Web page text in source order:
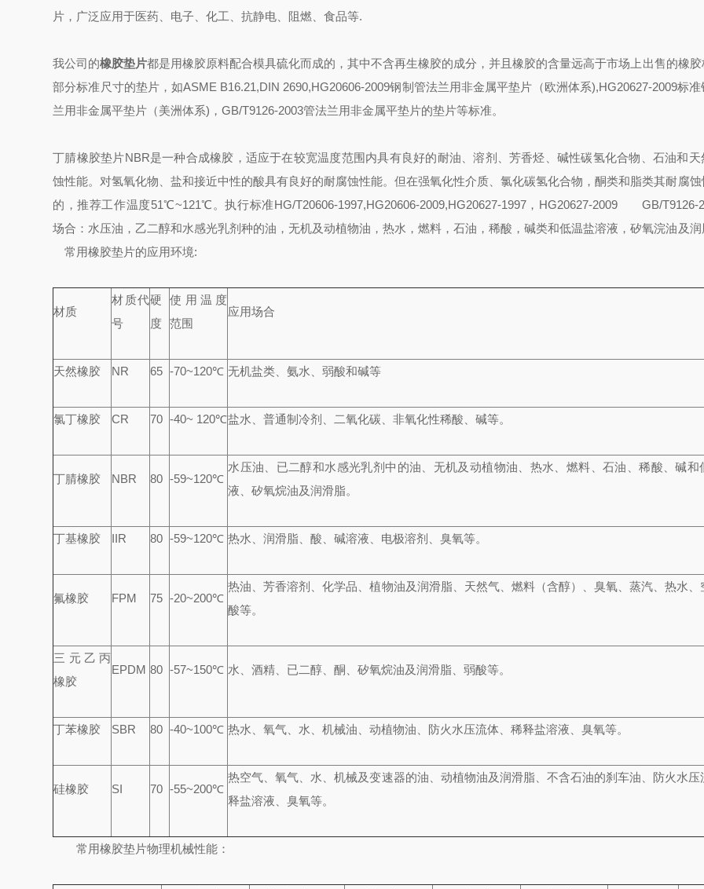
片，广泛应用于医药、电子、化工、抗静电、阻燃、食品等.
我公司的橡胶垫片都是用橡胶原料配合模具硫化而成的，其中不含再生橡胶的成分，并且橡胶的含量远高于市场上出售的橡胶
部分标准尺寸的垫片，如ASME B16.21,DIN 2690,HG20606-2009钢制管法兰用非金属平垫片（欧洲体系),HG20627-2009标准
兰用非金属平垫片（美洲体系) ，GB/T9126-2003管法兰用非金属平垫片的垫片等标准。
丁腈橡胶垫片NBR是一种合成橡胶，适应于在较宽温度范围内具有良好的耐油、溶剂、芳香烃、碱性碳氢化合物、石油和天
蚀性能。对氢氧化物、盐和接近中性的酸具有良好的耐腐蚀性能。但在强氧化性介质、氯化碳氢化合物，酮类和脂类其耐腐蚀
的，推荐工作温度51℃~121℃。执行标准HG/T20606-1997,HG20606-2009,HG20627-1997，HG20627-2009GB/T9126-
场合：水压油，乙二醇和水感光乳剂种的油，无机及动植物油，热水，燃料，石油，稀酸，碱类和低温盐溶液，矽氧浣油及润
常用橡胶垫片的应用环境:
材质
材质代
号
硬
度
使用温度
范围
应用场合
天然橡胶 NR 65 -70~120℃ 无机盐类、氨水、弱酸和碱等
氯丁橡胶 CR 70 -40~ 120℃盐水、普通制冷剂、二氧化碳、非氧化性稀酸、碱等。
丁腈橡胶 NBR 80 -59~120℃
水压油、已二醇和水感光乳剂中的油、无机及动植物油、热水、燃料、石油、稀酸、碱和
液、矽氧烷油及润滑脂。
丁基橡胶 IIR 80 -59~120℃ 热水、润滑脂、酸、碱溶液、电极溶剂、臭氧等。
氟橡胶 FPM 75 -20~200℃
热油、芳香溶剂、化学品、植物油及润滑脂、天然气、燃料（含醇）、臭氧、蒸汽、热水、
酸等。
三元乙丙
橡胶
EPDM 80 -57~150℃ 水、酒精、已二醇、酮、矽氧烷油及润滑脂、弱酸等。
丁苯橡胶 SBR 80 -40~100℃ 热水、氧气、水、机械油、动植物油、防火水压流体、稀释盐溶液、臭氧等。
硅橡胶 SI 70 -55~200℃
热空气、氧气、水、机械及变速器的油、动植物油及润滑脂、不含石油的刹车油、防火水压
释盐溶液、臭氧等。
常用橡胶垫片物理机械性能：